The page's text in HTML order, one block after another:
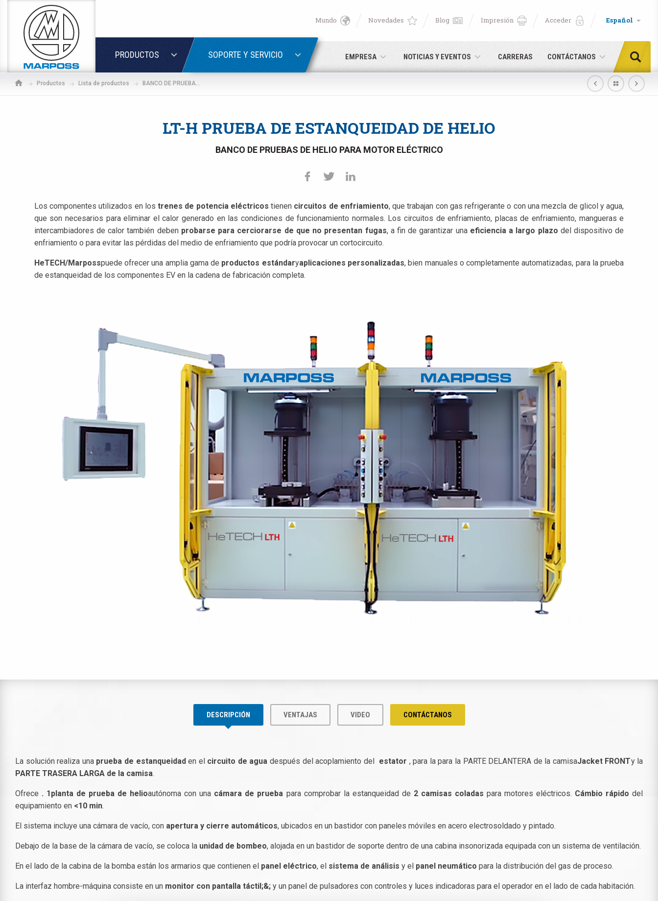
PRODUCTOS SOPORTE Y SERVICIO EMPRESA NOTICIAS Y EVENTOS CARRERAS CONTÁCTANOS
Mundo Novedades Blog Impresión Acceder Español
Productos Lista de productos BANCO DE PRUEBAS DE HELIO PARA MOTOR ELÉCTRICO
LT-H PRUEBA DE ESTANQUEIDAD DE HELIO
BANCO DE PRUEBAS DE HELIO PARA MOTOR ELÉCTRICO
Los componentes utilizados en lostrenes de potencia eléctricos tienen circuitos de enfriamiento, que trabajan con gas refrigerante o con una mezcla de glicol y agua,
que son necesarios para eliminar el calor generado en las condiciones de funcionamiento normales. Los circuitos de enfriamiento, placas de enfriamiento, mangueras e
intercambiadores de calor también deben probarse para cerciorarse de que no presentan fugas, a fin de garantizar una eficiencia a largo plazo del dispositivo de
enfriamiento o para evitar las pérdidas del medio de enfriamiento que podría provocar un cortocircuito.
HeTECH/Marposspuede ofrecer una amplia gama de productos estándaryaplicaciones personalizadas, bien manuales o completamente automatizadas, para la prueba
de estanqueidad de los componentes EV en la cadena de fabricación completa.
DESCRIPCIÓN VENTAJAS VIDEO CONTÁCTANOS
La solución realiza una prueba de estanqueidaden el circuito de agua después del acoplamiento del estator , para la para la PARTE DELANTERA de la camisaJacket FRONTy la
PARTE TRASERA LARGA de la camisa.
Ofrece . 1planta de prueba de helioautónoma con una cámara de prueba para comprobar la estanqueidad de 2 camisas coladas para motores eléctricos. Cámbio rápido del
equipamiento en <10 min.
El sistema incluye una cámara de vacío, con apertura y cierre automáticos, ubicados en un bastidor con paneles móviles en acero electrosoldado y pintado.
Debajo de la base de la cámara de vacío, se coloca la unidad de bombeo, alojada en un bastidor de soporte dentro de una cabina insonorizada equipada con un sistema de ventilación.
En el lado de la cabina de la bomba están los armarios que contienen el panel eléctrico, el sistema de análisis y el panel neumático para la distribución del gas de proceso.
La interfaz hombre-máquina consiste en un monitor con pantalla táctil;&; y un panel de pulsadores con controles y luces indicadoras para el operador en el lado de cada habitación.
English
Deutsch
Español
한국어 (Korean)
RECUPERACIÓN DE CONTRASEÑA
Contraseña
Si aún no está registrado, puede hacerlo ahora: ¡es gratis! Haga clic aquí